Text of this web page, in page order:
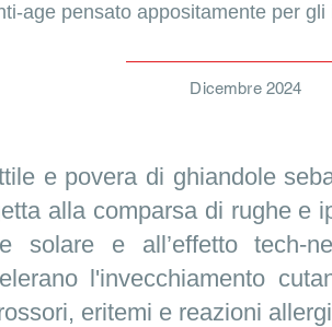
age pensato appositamente per
Dicembre 2024
e povera di ghiandole
alla comparsa di rughe e
solare e all’effetto tech-
l'invecchiamento
eritemi e reazioni